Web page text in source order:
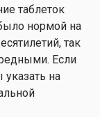
таблеток
нормой на
так
Если
указать на